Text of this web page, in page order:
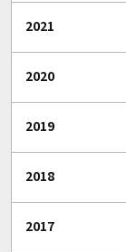
2021
2020
2019
2018
2017